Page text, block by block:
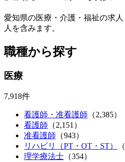
愛知県の医療・介護・福祉の求
人を含みます。
職種から探す
医療
7,918件
看護師・准看護師 （2,385）
看護師 （2,151）
准看護師 （943）
リハビリ（PT・OT・ST）
理学療法士 （354）